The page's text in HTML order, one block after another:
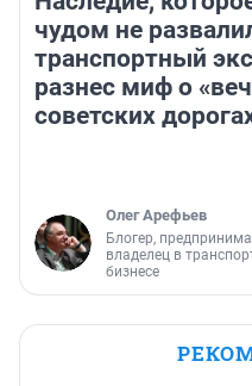
чудом не
транспортный
разнес миф о
советских
Олег Арефьев
Блогер,
владелец в
бизнесе